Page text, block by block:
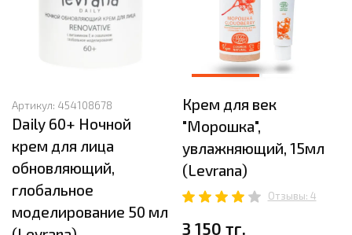
Артикул: 454108678
Daily 60+ Ночной
крем для лица
обновляющий,
глобальное
моделирование 50 мл
Крем для век
"Морошка",
увлажняющий, 15мл
(Levrana)
Отзывы: 4
3 150 тг.